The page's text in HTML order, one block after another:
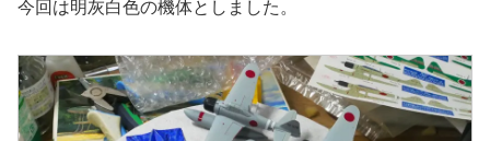
今回は明灰白色の機体としました。